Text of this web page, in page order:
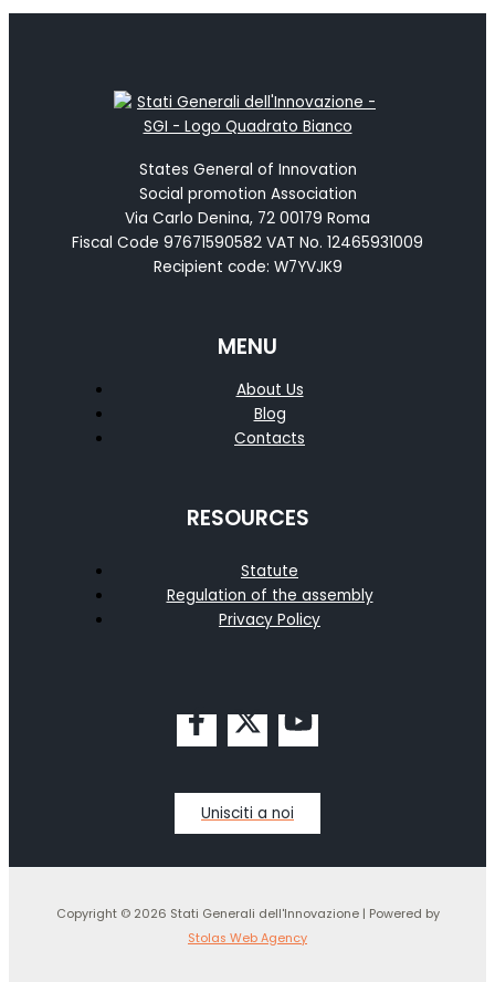
States General of Innovation
Social promotion Association
Via Carlo Denina, 72 00179 Roma
Fiscal Code 97671590582 VAT No. 12465931009
Recipient code: W7YVJK9
MENU
About Us
Blog
Contacts
RESOURCES
Statute
Regulation of the assembly
Privacy Policy
Unisciti a noi
Copyright © 2026 Stati Generali dell'Innovazione | Powered by
Stolas Web Agency